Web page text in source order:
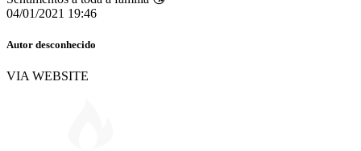
04/01/2021 19:46
Autor desconhecido
VIA WEBSITE